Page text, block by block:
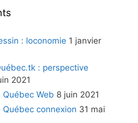
: loconomie 1 janvier
: perspective
2021
Web 8 juin 2021
connexion 31 mai